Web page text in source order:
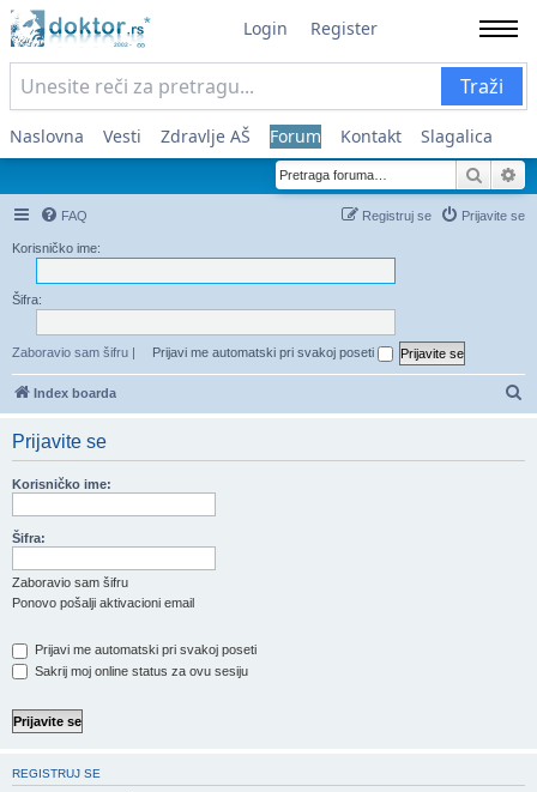
Login Register
Traži
Naslovna Vesti Zdravlje AŠ Forum Kontakt Slagalica
FAQ Prijavite se
Registruj se
Korisničko ime:
Šifra:
Zaboravio sam šifru | Prijavi me automatski pri svakoj poseti
Index boarda
Prijavite se
Korisničko ime:
Šifra:
Zaboravio sam šifru
Ponovo pošalji aktivacioni email
Prijavi me automatski pri svakoj poseti
Sakrij moj online status za ovu sesiju
REGISTRUJ SE